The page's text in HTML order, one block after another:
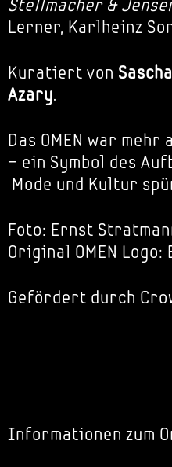
Stellmacher &
Lerner, Karlheinz
Kuratiert von
Azary.
Das OMEN war
– ein Symbol des
Mode und Kultur
Foto: Ernst
Original OMEN
Gefördert durch
Informationen zum